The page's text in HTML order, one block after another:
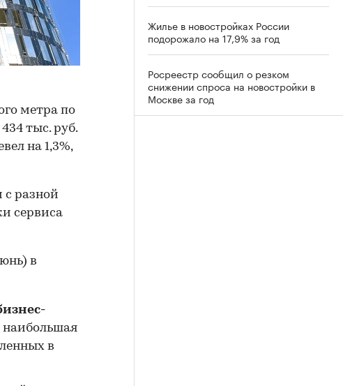
метра по
тыс. руб.
на 1,3%,
с разной
сервиса
в
наибольшая
в
Жилье в новостройках России
подорожало на 17,9% за год
Росреестр сообщил о резком
снижении спроса на новостройки в
Москве за год